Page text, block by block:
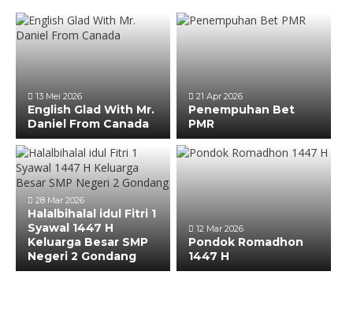
13 Mei 2026
English Glad With Mr.
Daniel From Canada
21 Apr 2026
Penempuhan Bet
PMR
28 Mar 2026
Halalbihalal idul Fitri 1
Syawal 1447 H
Keluarga Besar SMP
Negeri 2 Gondang
12 Mar 2026
Pondok Romadhon
1447 H